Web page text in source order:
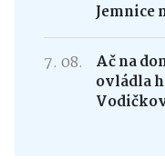
Jemnice
7. 08.
Ač na
ovládla